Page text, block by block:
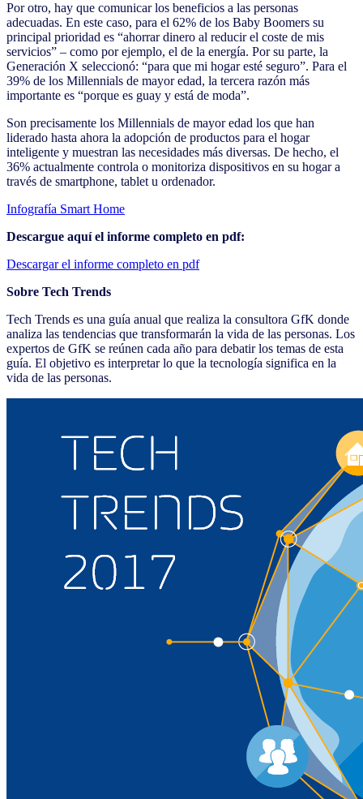
Por otro, hay que comunicar los beneficios a las personas
adecuadas. En este caso, para el 62% de los Baby Boomers su
principal prioridad es “ahorrar dinero al reducir el coste de mis
servicios” – como por ejemplo, el de la energía. Por su parte, la
Generación X seleccionó: “para que mi hogar esté seguro”. Para el
39% de los Millennials de mayor edad, la tercera razón más
importante es “porque es guay y está de moda”.
Son precisamente los Millennials de mayor edad los que han
liderado hasta ahora la adopción de productos para el hogar
inteligente y muestran las necesidades más diversas. De hecho, el
36% actualmente controla o monitoriza dispositivos en su hogar a
través de smartphone, tablet u ordenador.
Infografía Smart Home
Descargue aquí el informe completo en pdf:
Descargar el informe completo en pdf
Sobre Tech Trends
Tech Trends es una guía anual que realiza la consultora GfK donde
analiza las tendencias que transformarán la vida de las personas. Los
expertos de GfK se reúnen cada año para debatir los temas de esta
guía. El objetivo es interpretar lo que la tecnología significa en la
vida de las personas.